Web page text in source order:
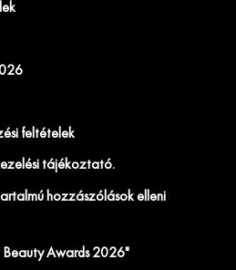
feltételek
tájékoztató.
hozzászólások elleni
Beauty Awards 2026"